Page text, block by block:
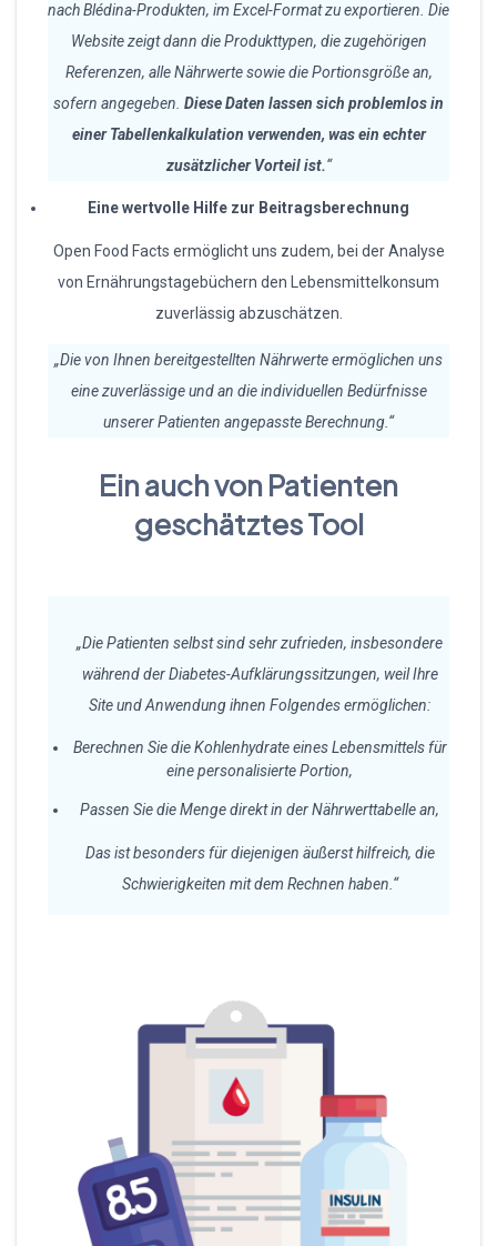
nach Blédina-Produkten, im Excel-Format zu exportieren. Die
Website zeigt dann die Produkttypen, die zugehörigen
Referenzen, alle Nährwerte sowie die Portionsgröße an,
sofern angegeben. Diese Daten lassen sich problemlos in
einer Tabellenkalkulation verwenden, was ein echter
zusätzlicher Vorteil ist.“
Eine wertvolle Hilfe zur Beitragsberechnung
Open Food Facts ermöglicht uns zudem, bei der Analyse
von Ernährungstagebüchern den Lebensmittelkonsum
zuverlässig abzuschätzen.
„Die von Ihnen bereitgestellten Nährwerte ermöglichen uns
eine zuverlässige und an die individuellen Bedürfnisse
unserer Patienten angepasste Berechnung.“
Ein auch von Patienten
geschätztes Tool
„Die Patienten selbst sind sehr zufrieden, insbesondere
während der Diabetes-Aufklärungssitzungen, weil Ihre
Site und Anwendung ihnen Folgendes ermöglichen:
Berechnen Sie die Kohlenhydrate eines Lebensmittels für
eine personalisierte Portion,
Passen Sie die Menge direkt in der Nährwerttabelle an,
Das ist besonders für diejenigen äußerst hilfreich, die
Schwierigkeiten mit dem Rechnen haben.“